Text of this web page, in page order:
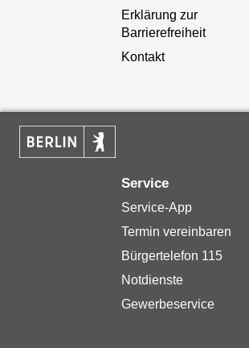
Erklärung zur
Barrierefreiheit
Kontakt
Service
Service-App
Termin vereinbaren
Bürgertelefon 115
Notdienste
Gewerbeservice